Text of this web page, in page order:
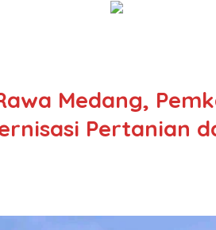
Medang,
Pertanian